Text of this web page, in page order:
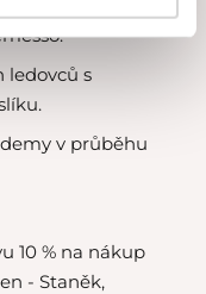
ledovců s
v průběhu
10 % na nákup
- Staněk,